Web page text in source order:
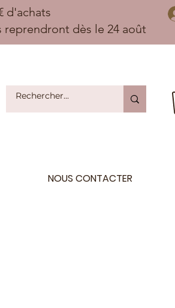
d'achats
dès le 24 août
NOUS CONTACTER